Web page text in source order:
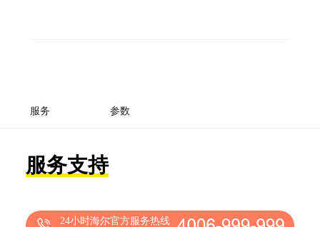
服务 参数
服务支持
24小时海尔官方服务热线